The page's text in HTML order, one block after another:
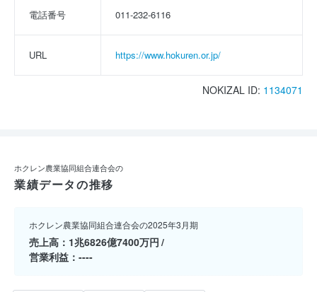
電話番号 011-232-6116
URL https://www.hokuren.or.jp/
NOKIZAL ID: 1134071
ホクレン農業協同組合連合会の
業績データの推移
ホクレン農業協同組合連合会の2025年3月期
売上高
1兆6826億7400万円
営業利益
----